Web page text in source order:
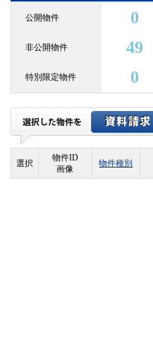
公開物件 0
非公開物件 49
特別限定物件
0
選択
物件ID
画像
物件種別